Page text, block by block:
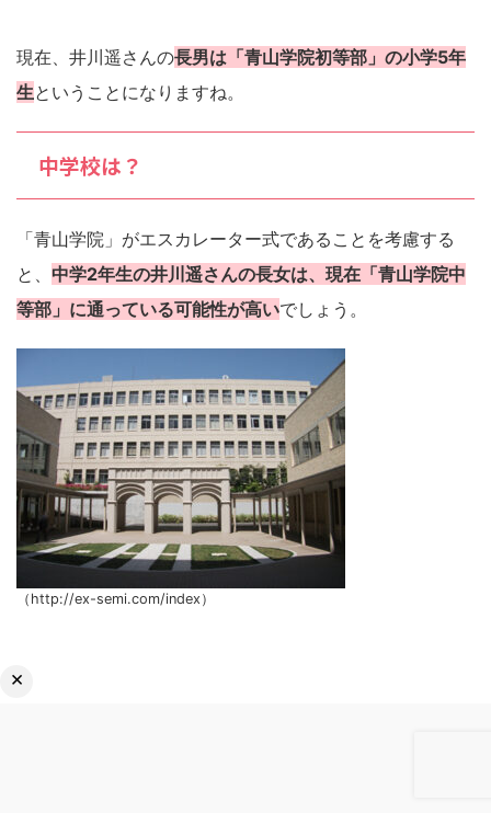
現在、井川遥さんの長男は「青山学院初等部」の小学5年
生ということになりますね。
中学校は？
「青山学院」がエスカレーター式であることを考慮する
と、 中学2年生の井川遥さんの長女は、現在「青山学院中
等部」に通っている可能性が高いでしょう。
（http://ex-semi.com/index）
×